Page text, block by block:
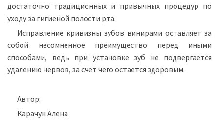
достаточно традиционных и привычных процедур по
уходу за гигиеной полости рта.
Исправление кривизны зубов винирами оставляет за
собой несомненное преимущество перед иными
способами, ведь при установке зуб не подвергается
удалению нервов, за счет чего остается здоровым.
Автор:
Карачун Алена